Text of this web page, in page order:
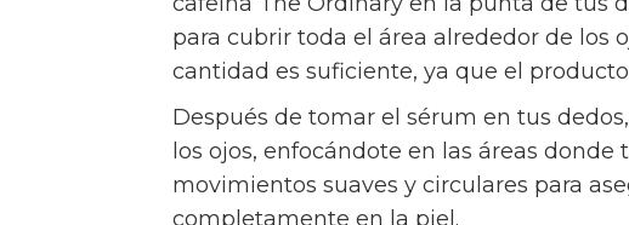
para cubrir toda el área alrededor de los
cantidad es suficiente, ya que el
Después de tomar el sérum en tus
los ojos, enfocándote en las áreas donde
movimientos suaves y circulares para
completamente en la piel.